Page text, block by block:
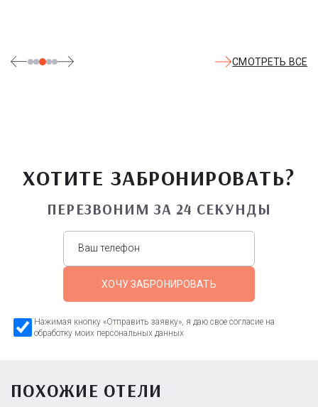
СМОТРЕТЬ ВСЕ
ХОТИТЕ ЗАБРОНИРОВАТЬ?
ПЕРЕЗВОНИМ ЗА 24 СЕКУНДЫ
ХОЧУ ЗАБРОНИРОВАТЬ
Нажимая кнопку «Отправить заявку», я даю свое согласие на
обработку моих персональных данных
ПОХОЖИЕ ОТЕЛИ